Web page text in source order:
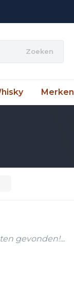
Zoeken
Merken
gevonden!...